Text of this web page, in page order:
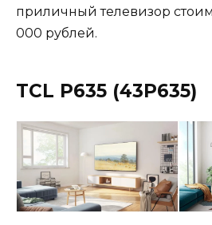
приличный телевизор
000 рублей.
TCL P635 (43P635)